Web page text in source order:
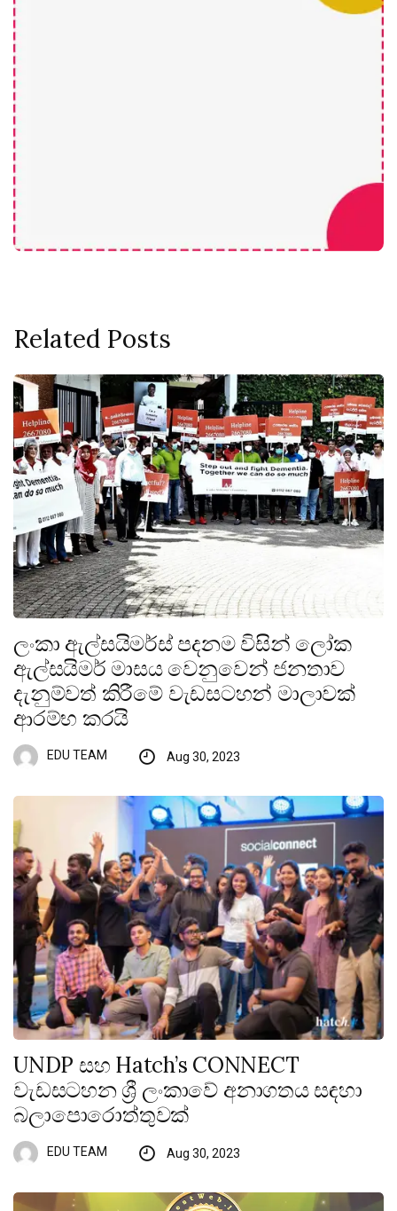
Related Posts
ලංකා ඇල්සයිමර්ස් පදනම විසින් ලෝක
ඇල්සයිමර් මාසය වෙනුවෙන් ජනතාව
දැනුම්වත් කිරීමේ වැඩසටහන් මාලාවක්
ආරම්භ කරයි
EDU TEAM Aug 30, 2023
UNDP සහ Hatch’s CONNECT
වැඩසටහන ශ්‍රී ලංකාවේ අනාගතය සඳහා
බලාපොරොත්තුවක්
EDU TEAM Aug 30, 2023